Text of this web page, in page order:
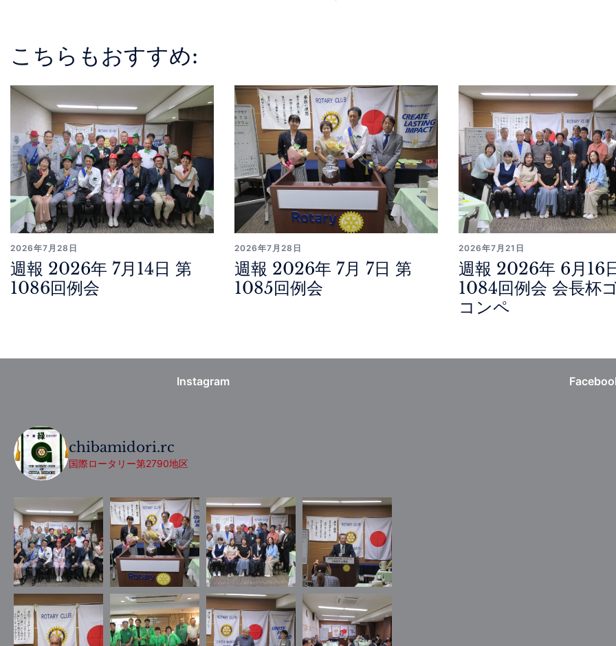
こちらもおすすめ:
2026年7月28日
週報 2026年 7月14日 第
1086回例会
2026年7月28日
週報 2026年 7月 7日 第
1085回例会
2026年7月21日
週報 2026年 6月16
1084回例会 会長杯
コンペ
Instagram
chibamidori.rc
国際ロータリー第2790地区